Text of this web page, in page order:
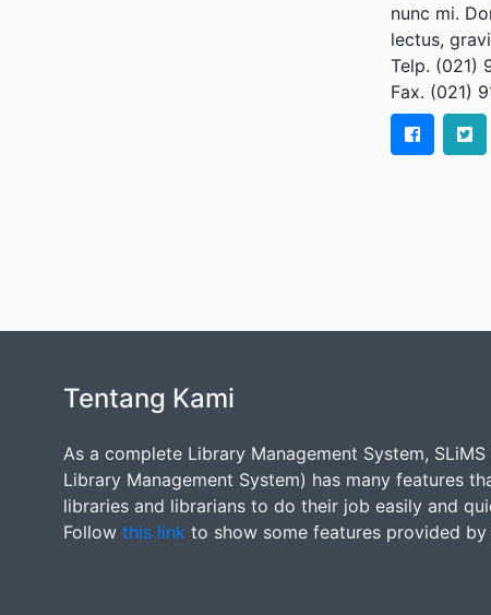
nunc mi.
lectus,
Telp. (021)
Fax. (021)
Tentang Kami
As a complete Library Management System, SLiMS
Library Management System) has many features
libraries and librarians to do their job easily and
Follow this link to show some features provided by